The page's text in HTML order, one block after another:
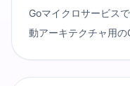
Goマイクロサービス
動アーキテクチャ用の